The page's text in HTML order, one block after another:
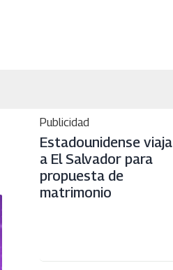
Publicidad
Estadounidense viaja
a El Salvador para
propuesta de
matrimonio